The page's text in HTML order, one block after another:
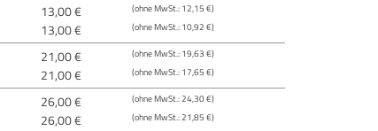
13,00 € (ohne MwSt.: 12,15 €)
13,00 € (ohne MwSt.: 10,92 €)
21,00 € (ohne MwSt.: 19,63 €)
21,00 € (ohne MwSt.: 17,65 €)
26,00 € (ohne MwSt.: 24,30 €)
26,00 € (ohne MwSt.: 21,85 €)